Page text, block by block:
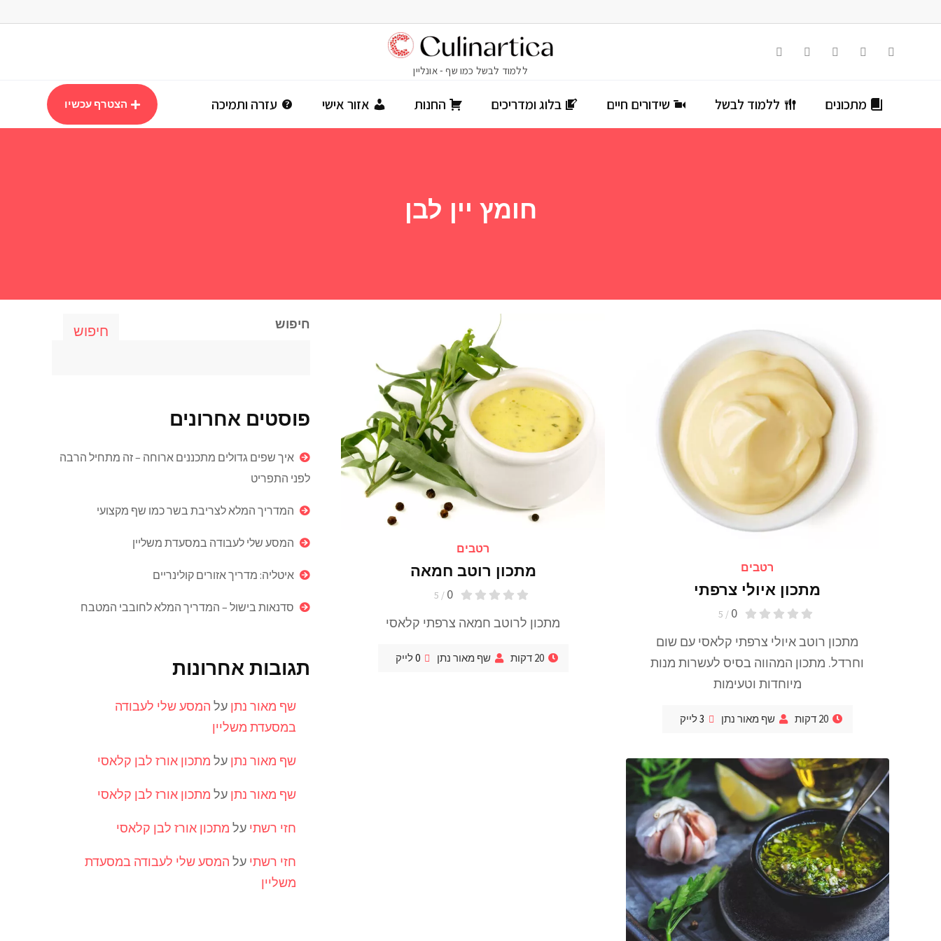
מתכונים ללמוד לבשל שידורים חיים בלוג ומדריכים החנות אזור אישי עזרה ותמיכה הצטרף עכשיו
חומץ יין לבן
רטבים
מתכון איולי צרפתי
0
/ 5
מתכון רוטב איולי צרפתי קלאסי עם שום
וחרדל. מתכון המהווה בסיס לעשרות מנות
מיוחדות וטעימות
20 דקות שף מאור נתן 3לייק
רטבים
מתכון רוטב חמאה
0
/ 5
מתכון לרוטב חמאה צרפתי קלאסי
20 דקות שף מאור נתן 0לייק
חיפוש חיפוש
פוסטים אחרונים
איך שפים גדולים מתכננים ארוחה – זה מתחיל הרבה
לפני התפריט
המדריך המלא לצריבת בשר כמו שף מקצועי
המסע שלי לעבודה במסעדת משליין
איטליה: מדריך אזורים קולינריים
סדנאות בישול – המדריך המלא לחובבי המטבח
תגובות אחרונות
שף מאור נתן על המסע שלי לעבודה
במסעדת משליין
שף מאור נתן על מתכון אורז לבן קלאסי
שף מאור נתן על מתכון אורז לבן קלאסי
חזי רשתי על מתכון אורז לבן קלאסי
חזי רשתי על המסע שלי לעבודה במסעדת
משליין